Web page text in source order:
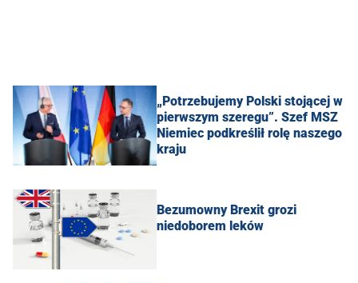
„Potrzebujemy Polski stojącej w
pierwszym szeregu”. Szef MSZ
Niemiec podkreślił rolę naszego
kraju
Bezumowny Brexit grozi
niedoborem leków